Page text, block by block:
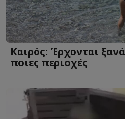
Καιρός: Έρχονται
ποιες περιοχές